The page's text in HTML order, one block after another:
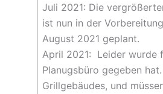
Juli 2021: Die
ist nun in der
August 2021 geplant.
April 2021: Leider wurde
Planugsbüro gegeben
Grillgebäudes, und